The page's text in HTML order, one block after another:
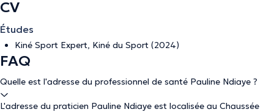
CV
Études
Kiné Sport Expert, Kiné du Sport (2024)
FAQ
Quelle est l'adresse du professionnel de santé Pauline Ndiaye ?
L'adresse du praticien Pauline Ndiaye est localisée au Chaussée